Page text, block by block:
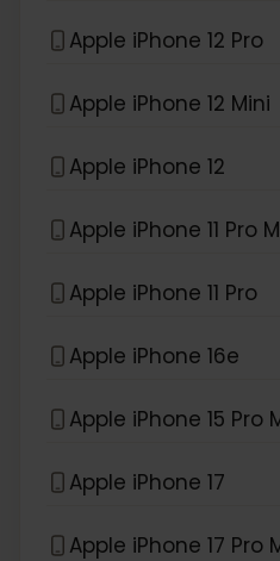
Apple iPhone 12 Pro
Apple iPhone 12 Mini
Apple iPhone 12
Apple iPhone 11 Pro
Apple iPhone 11 Pro
Apple iPhone 16e
Apple iPhone 15 Pro
Apple iPhone 17
Apple iPhone 17 Pro